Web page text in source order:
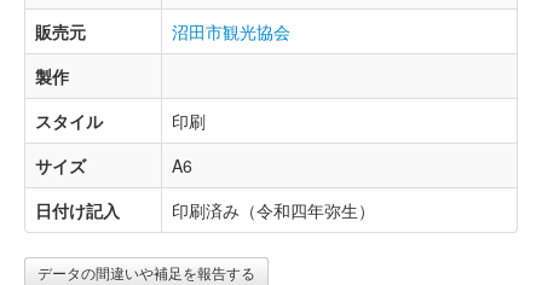
販売元
沼田市観光協会
製作
スタイル
印刷
サイズ
A6
日付け記入
印刷済み（令和四年弥生）
データの間違いや補足を報告する